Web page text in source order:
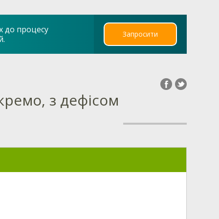
до процесу
Запросити
з дефісом